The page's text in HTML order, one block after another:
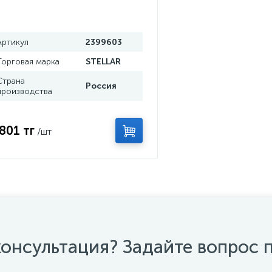
2399603
марка
STELLAR
Россия
тг /шт
Задайте вопрос